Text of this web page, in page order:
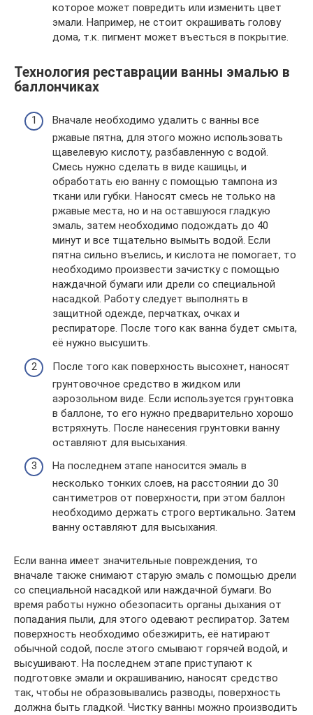
которое может повредить или изменить цвет
эмали. Например, не стоит окрашивать голову
дома, т.к. пигмент может въесться в покрытие.
Технология реставрации ванны эмалью в
баллончиках
Вначале необходимо удалить с ванны все
ржавые пятна, для этого можно использовать
щавелевую кислоту, разбавленную с водой.
Смесь нужно сделать в виде кашицы, и
обработать ею ванну с помощью тампона из
ткани или губки. Наносят смесь не только на
ржавые места, но и на оставшуюся гладкую
эмаль, затем необходимо подождать до 40
минут и все тщательно вымыть водой. Если
пятна сильно въелись, и кислота не помогает, то
необходимо произвести зачистку с помощью
наждачной бумаги или дрели со специальной
насадкой. Работу следует выполнять в
защитной одежде, перчатках, очках и
респираторе. После того как ванна будет смыта,
её нужно высушить.
После того как поверхность высохнет, наносят
грунтовочное средство в жидком или
аэрозольном виде. Если используется грунтовка
в баллоне, то его нужно предварительно хорошо
встряхнуть. После нанесения грунтовки ванну
оставляют для высыхания.
На последнем этапе наносится эмаль в
несколько тонких слоев, на расстоянии до 30
сантиметров от поверхности, при этом баллон
необходимо держать строго вертикально. Затем
ванну оставляют для высыхания.
Если ванна имеет значительные повреждения, то
вначале также снимают старую эмаль с помощью дрели
со специальной насадкой или наждачной бумаги. Во
время работы нужно обезопасить органы дыхания от
попадания пыли, для этого одевают респиратор. Затем
поверхность необходимо обезжирить, её натирают
обычной содой, после этого смывают горячей водой, и
высушивают. На последнем этапе приступают к
подготовке эмали и окрашиванию, наносят средство
так, чтобы не образовывались разводы, поверхность
должна быть гладкой. Чистку ванны можно производить